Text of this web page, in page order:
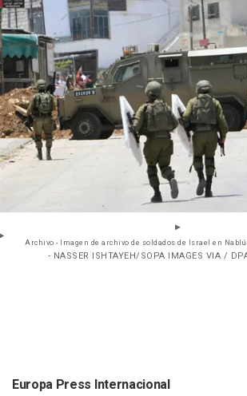
Archivo - Imagen de archivo de soldados de Israel en
- NASSER ISHTAYEH/SOPA IMAGES VIA /
Europa Press Internacional